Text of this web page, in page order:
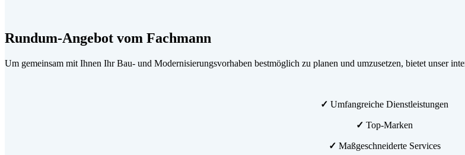
Rundum-Angebot vom Fachmann
Um gemeinsam mit Ihnen Ihr Bau- und Modernisierungsvorhaben bestmöglich zu planen und umzusetzen, bietet unser
✓ Umfangreiche Dienstleistungen
✓ Top-Marken
✓ Maßgeschneiderte Services